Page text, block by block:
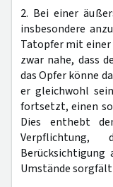
2. Bei einer
insbesondere
Tatopfer mit einer
zwar nahe, dass
das Opfer könne
er gleichwohl
fortsetzt, einen
Dies enthebt
Umstände